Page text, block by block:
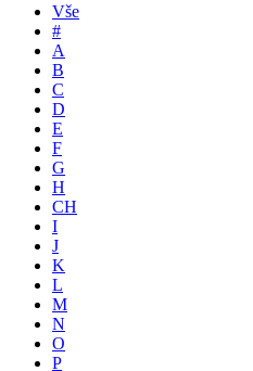
Vše
#
A
B
C
D
E
F
G
H
CH
I
J
K
L
M
N
O
P